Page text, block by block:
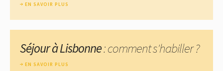
EN SAVOIR PLUS
Séjour à Lisbonne: comment s'habiller ?
EN SAVOIR PLUS